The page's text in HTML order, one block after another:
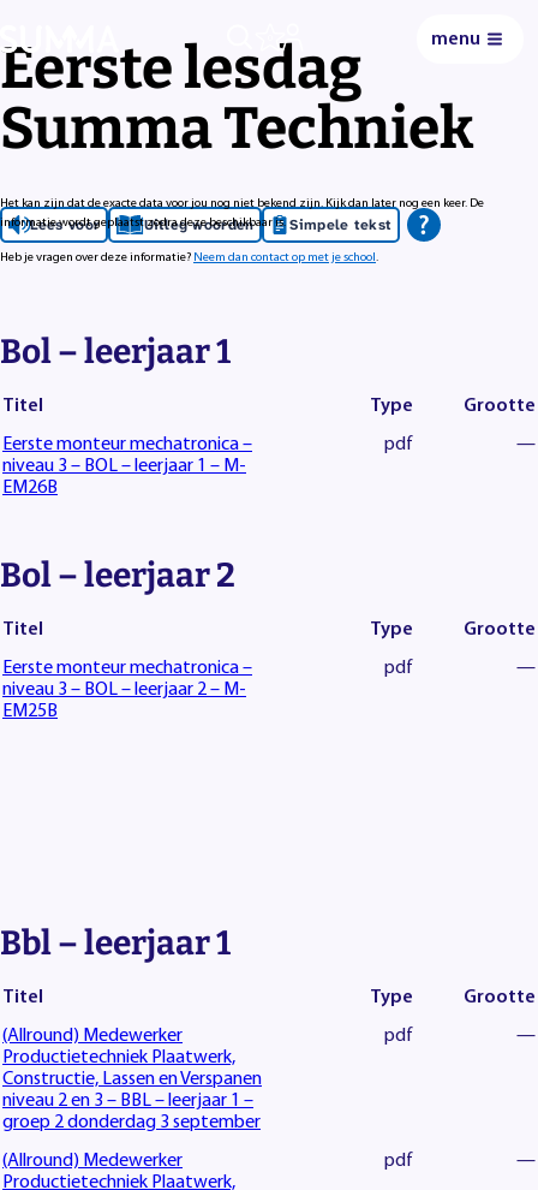
menu
Eerste lesdag
Summa Techniek
Lees voor Uitleg woorden Simpele tekst
Het kan zijn dat de exacte data voor jou nog niet bekend zijn. Kijk dan later nog een keer. De
informatie wordt geplaatst zodra deze beschikbaar is.
Heb je vragen over deze informatie? Neem dan contact op met je school.
Bol – leerjaar 1
Titel Type
Grootte
Eerste monteur mechatronica –
niveau 3 – BOL – leerjaar 1 – M-
EM26B
pdf —
Bol – leerjaar 2
Titel Type
Grootte
Eerste monteur mechatronica –
niveau 3 – BOL – leerjaar 2 – M-
EM25B
pdf —
Bbl – leerjaar 1
Titel Type
Grootte
(Allround) Medewerker
Productietechniek Plaatwerk,
Constructie, Lassen en Verspanen
niveau 2 en 3 – BBL – leerjaar 1 –
groep 2 donderdag 3 september
pdf —
(Allround) Medewerker
Productietechniek Plaatwerk,
pdf —